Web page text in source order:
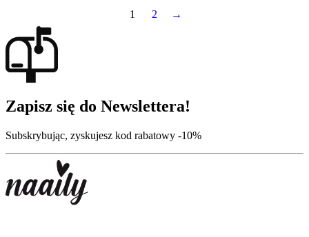
1 2 →
Zapisz się do Newslettera!
Subskrybując, zyskujesz kod rabatowy -10%